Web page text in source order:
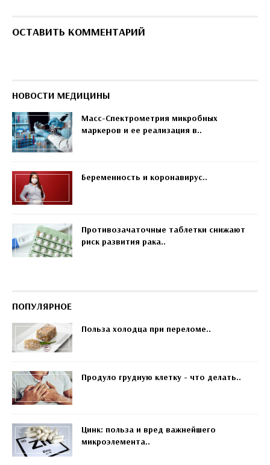
ОСТАВИТЬ КОММЕНТАРИЙ
НОВОСТИ МЕДИЦИНЫ
Масс-Спектрометрия микробных
маркеров и ее реализация в..
Беременность и коронавирус..
Противозачаточные таблетки снижают
риск развития рака..
ПОПУЛЯРНОЕ
Польза холодца при переломе..
Продуло грудную клетку - что делать..
Цинк: польза и вред важнейшего
микроэлемента..